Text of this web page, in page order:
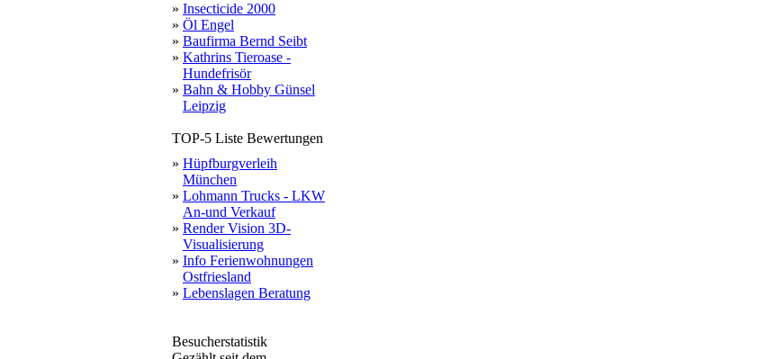
» Insecticide 2000
» Öl Engel
» Baufirma Bernd Seibt
» Kathrins Tieroase -
Hundefrisör
» Bahn & Hobby Günsel
Leipzig
TOP-5 Liste Bewertungen
» Hüpfburgverleih
München
» Lohmann Trucks - LKW
An-und Verkauf
» Render Vision 3D-
Visualisierung
» Info Ferienwohnungen
Ostfriesland
» Lebenslagen Beratung
Besucherstatistik